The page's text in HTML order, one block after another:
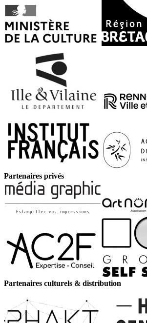
Partenaires privés
Partenaires culturels & distribution